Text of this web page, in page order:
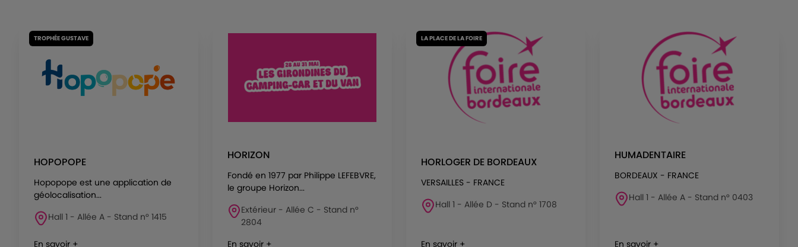
TROPHÉE GUSTAVE
HOPOPOPE
Hopopope est une application de
géolocalisation...
Hall 1 - Allée A - Stand n° 1415
En savoir +
HORIZON
Fondé en 1977 par Philippe LEFEBVRE,
le groupe Horizon...
Extérieur - Allée C - Stand n°
2804
En savoir +
LA PLACE DE LA FOIRE
HORLOGER DE BORDEAUX
VERSAILLES - FRANCE
Hall 1 - Allée D - Stand n° 1708
En savoir +
HUMADENTAIRE
BORDEAUX - FRANCE
Hall 1 - Allée A - Stand n° 0403
En savoir +